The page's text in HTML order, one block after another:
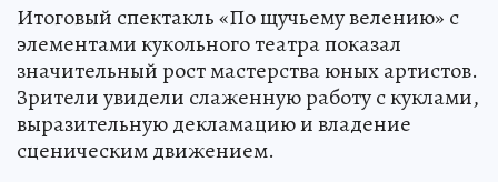
Итоговый спектакль «По щучьему велению» с
элементами кукольного театра показал
значительный рост мастерства юных артистов.
Зрители увидели слаженную работу с куклами,
выразительную декламацию и владение
сценическим движением.